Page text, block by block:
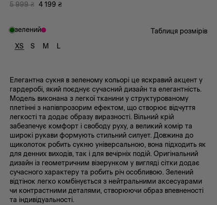
5 999 ₴ 4 199 ₴
зелений
XS
S M L
Таблиця розмірів
Елегантна сукня в зеленому кольорі це яскравий акцент у
гардеробі, який поєднує сучасний дизайн та елегантність.
Модель виконана з легкої тканини у структурованому
плетінні з напівпрозорим ефектом, що створює відчуття
легкості та додає образу виразності. Вільний крій
забезпечує комфорт і свободу руху, а великий комір та
широкі рукави формують стильний силует. Довжина до
щиколоток робить сукню універсальною, вона підходить як
для денних виходів, так і для вечірніх подій. Оригінальний
дизайн із геометричним візерунком у вигляді сітки додає
сучасного характеру та робить річ особливою. Зелений
відтінок легко комбінується з нейтральними аксесуарами
чи контрастними деталями, створюючи образ впевненості
та індивідуальності.